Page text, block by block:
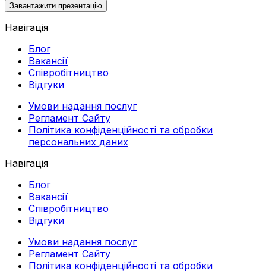
Завантажити презентацію
Навігація
Блог
Вакансії
Співробітництво
Відгуки
Умови надання послуг
Регламент Сайту
Політика конфіденційності та обробки
персональних даних
Навігація
Блог
Вакансії
Співробітництво
Відгуки
Умови надання послуг
Регламент Сайту
Політика конфіденційності та обробки